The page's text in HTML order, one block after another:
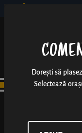
Dorești să
Selectează